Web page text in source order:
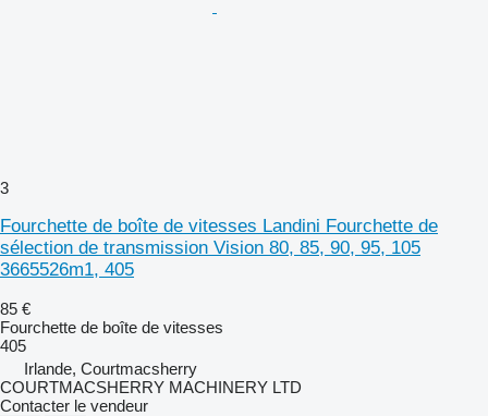
3
Fourchette de boîte de vitesses Landini Fourchette de
sélection de transmission Vision 80, 85, 90, 95, 105
3665526m1, 405
85 €
Fourchette de boîte de vitesses
405
Irlande, Courtmacsherry
COURTMACSHERRY MACHINERY LTD
Contacter le vendeur